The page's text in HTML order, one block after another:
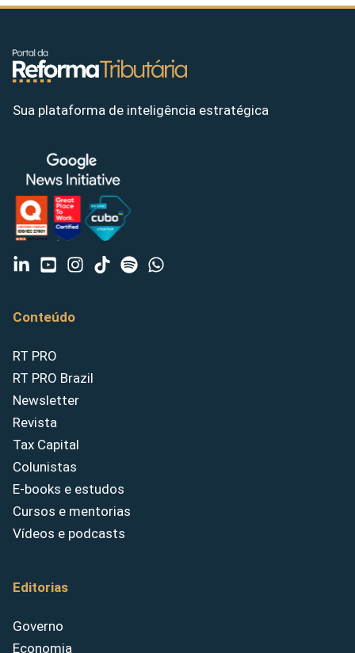
Sua plataforma de inteligência estratégica
Conteúdo
RT PRO
RT PRO Brazil
Newsletter
Revista
Tax Capital
Colunistas
E-books e estudos
Cursos e mentorias
Vídeos e podcasts
Editorias
Governo
Economia